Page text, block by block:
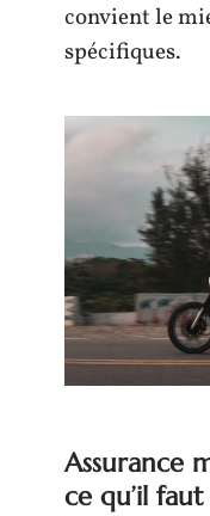
convient le
spécifiques.
Assurance
ce qu’il faut